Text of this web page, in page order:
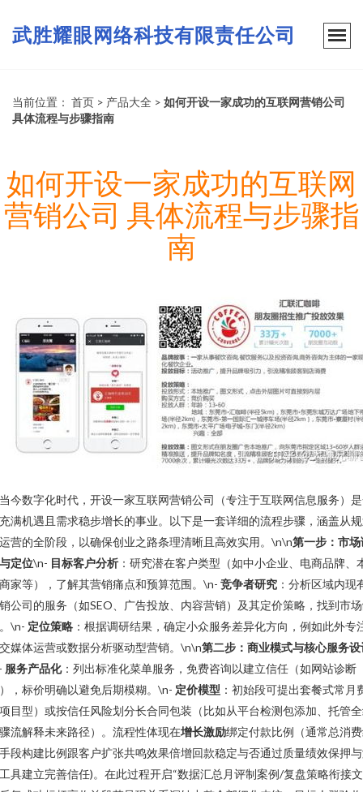
武胜耀眼网络科技有限责任公司
当前位置： 首页 > 产品大全 > 如何开设一家成功的互联网营销公司
具体流程与步骤指南
如何开设一家成功的互联网
营销公司 具体流程与步骤指
南
今数字化时代，开设一家互联网营销公司（专注于互联网信息服务）
满机遇且需求稳步增长的事业。以下是一套详细的流程步骤，涵盖从
营的全阶段，以确保创业之路条理清晰且高效实用。\n\n第一步：市场
定位\n- 目标客户分析 ：研究潜在客户类型（如中小企业、电商品牌、
家等），了解其营销痛点和预算范围。\n- 竞争者研究 ：分析区域内现
公司的服务（如SEO、广告投放、内容营销）及其定价策略，找到市
\n- 定位策略 ：根据调研结果，确定小众服务差异化方向，例如此外专
媒体运营或数据分析驱动型营销。\n\n第二步：商业模式与核心服务设
服务产品化：列出标准化菜单服务，免费咨询以建立信任（如网站诊断
，标价明确以避免后期模糊。\n- 定价模型 ：初始段可提出套餐式常月
目型）或按信任风险划分长合同包装（比如从平台检测包添加、托管
流解释未来路径）。流程性体现在增长激励绑定付款比例（通常总消
段构建比例跟客户扩张共鸣效果倍增回款稳定与否通过质量绩效保押
具建立完善信任)。在此过程开启“数据汇总月评制案例/复盘策略衔接